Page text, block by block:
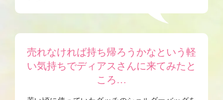
売れなければ持ち帰ろうかなという軽
い気持ちでディアスさんに来てみたと
ころ…